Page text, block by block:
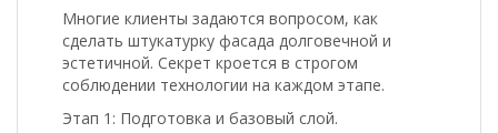
Многие клиенты задаются вопросом, как
сделать штукатурку фасада долговечной и
эстетичной. Секрет кроется в строгом
соблюдении технологии на каждом этапе.
Этап 1: Подготовка и базовый слой.